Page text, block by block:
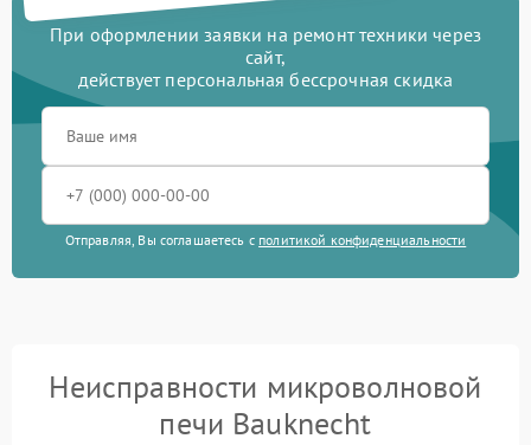
При оформлении заявки на ремонт техники через
сайт,
действует персональная бессрочная скидка
Отправляя, Вы соглашаетесь с политикой конфиденциальности
Неисправности микроволновой
печи Bauknecht